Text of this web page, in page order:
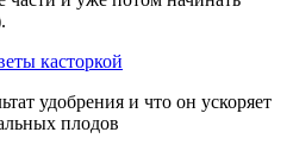
удобрения и что он ускоряет
плодов